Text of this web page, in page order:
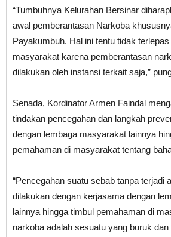
“Tumbuhnya Kelurahan Bersinar
awal pemberantasan Narkoba
Payakumbuh. Hal ini tentu tidak
masyarakat karena pemberantasan
dilakukan oleh instansi terkait saja,”
Senada, Kordinator Armen Faindal
tindakan pencegahan dan langkah
dengan lembaga masyarakat lainnya
pemahaman di masyarakat tentang
“Pencegahan suatu sebab tanpa terjadi
dilakukan dengan kerjasama dengan
lainnya hingga timbul pemahaman di
narkoba adalah sesuatu yang buruk